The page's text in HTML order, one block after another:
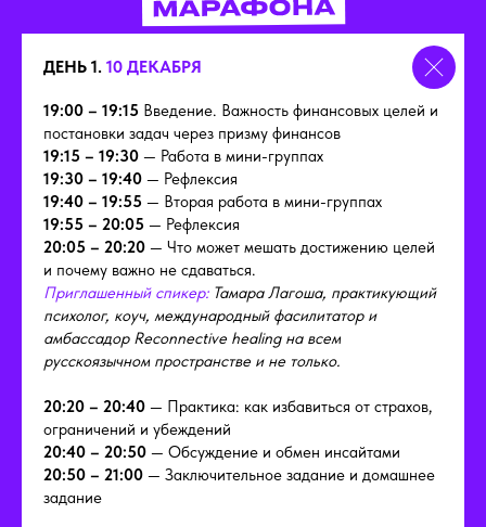
ДЕНЬ 1. 10 ДЕКАБРЯ
19:00 – 19:15 Введение. Важность финансовых целей и
постановки задач через призму финансов
19:15 – 19:30 — Работа в мини-группах
19:30 – 19:40 — Рефлексия
19:40 – 19:55 — Вторая работа в мини-группах
19:55 – 20:05 — Рефлексия
20:05 – 20:20 — Что может мешать достижению целей
и почему важно не сдаваться.
Приглашенный спикер: Тамара Лагоша, практикующий
психолог, коуч, международный фасилитатор и
амбассадор Reconnective healing на всем
русскоязычном пространстве и не только.
20:20 – 20:40 — Практика: как избавиться от страхов,
ограничений и убеждений
20:40 – 20:50 — Обсуждение и обмен инсайтами
20:50 – 21:00 — Заключительное задание и домашнее
задание